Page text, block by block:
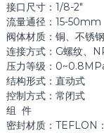
接口尺寸：1/8-2″
流量通径：15-50mm
阀体材质：铜、不锈钢
连接方式：G螺纹、
压力等级：
结构形式：直动式
控制方式：常闭式
组 件
密封材质：TEFLON